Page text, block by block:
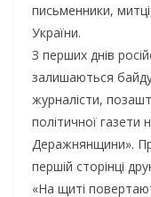
письменники,
України.
З перших днів
залишаються
журналісти,
політичної газети
Деражнянщини».
першій сторінці
«На щиті